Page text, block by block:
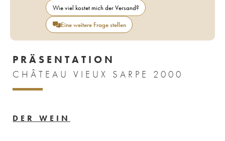
Wie viel kostet mich der Versand?
Eine weitere Frage stellen
PRÄSENTATION
CHÂTEAU VIEUX SARPE 2000
DER WEIN